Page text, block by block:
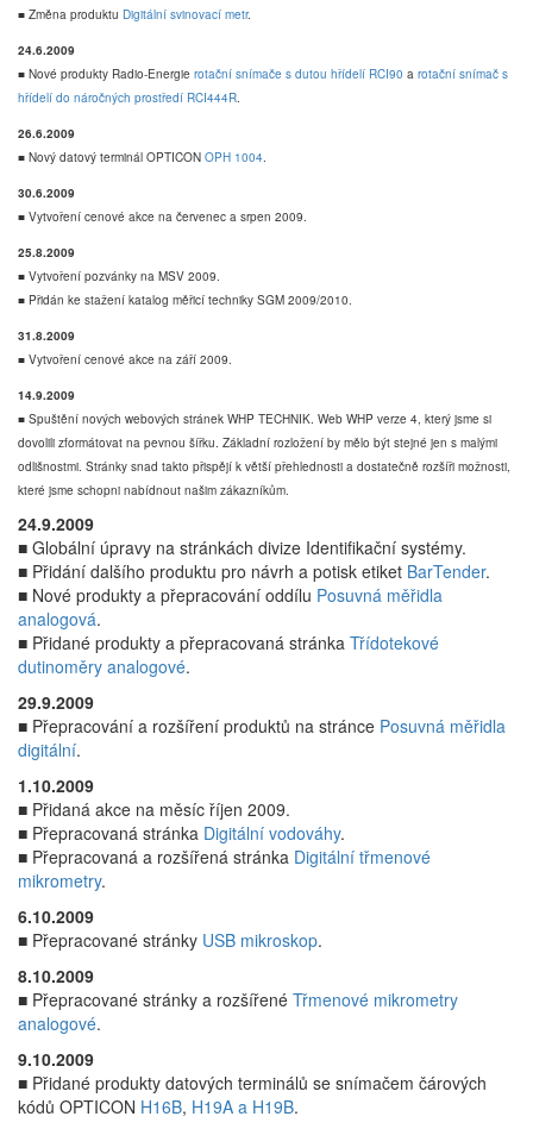
■ Změna produktu Digitální svinovací metr.
24.6.2009
■ Nové produkty Radio-Energie rotační snímače s dutou hřídelí RCI90 a rotační snímač s
hřídelí do náročných prostředí RCI444R.
26.6.2009
■ Nový datový terminál OPTICON OPH 1004.
30.6.2009
■ Vytvoření cenové akce na červenec a srpen 2009.
25.8.2009
■ Vytvoření pozvánky na MSV 2009.
■ Přidán ke stažení katalog měřicí techniky SGM 2009/2010.
31.8.2009
■ Vytvoření cenové akce na září 2009.
14.9.2009
■ Spuštění nových webových stránek WHP TECHNIK. Web WHP verze 4, který jsme si
dovolili zformátovat na pevnou šířku. Základní rozložení by mělo být stejné jen s malými
odlišnostmi. Stránky snad takto přispějí k větší přehlednosti a dostatečně rozšíři možnosti,
které jsme schopni nabídnout našim zákazníkům.
24.9.2009
■ Globální úpravy na stránkách divize Identifikační systémy.
■ Přidání dalšího produktu pro návrh a potisk etiket BarTender.
■ Nové produkty a přepracování oddílu Posuvná měřidla
analogová.
■ Přidané produkty a přepracovaná stránka Třídotekové
dutinoměry analogové.
29.9.2009
■ Přepracování a rozšíření produktů na stránce Posuvná měřidla
digitální.
1.10.2009
■ Přidaná akce na měsíc říjen 2009.
■ Přepracovaná stránka Digitální vodováhy.
■ Přepracovaná a rozšířená stránka Digitální třmenové
mikrometry.
6.10.2009
■ Přepracované stránky USB mikroskop.
8.10.2009
■ Přepracované stránky a rozšířené Třmenové mikrometry
analogové.
9.10.2009
■ Přidané produkty datových terminálů se snímačem čárových
kódů OPTICON H16B, H19A a H19B.